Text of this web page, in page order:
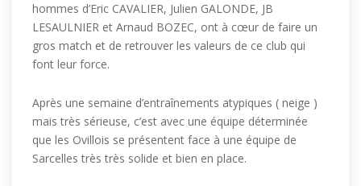
hommes d’Eric CAVALIER, Julien GALONDE, JB
LESAULNIER et Arnaud BOZEC, ont à cœur de faire un
gros match et de retrouver les valeurs de ce club qui
font leur force.
Après une semaine d’entraînements atypiques ( neige )
mais très sérieuse, c’est avec une équipe déterminée
que les Ovillois se présentent face à une équipe de
Sarcelles très très solide et bien en place.